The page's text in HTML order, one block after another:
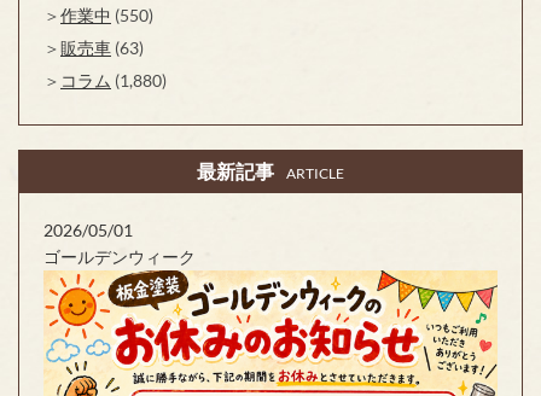
作業中 (550)
販売車 (63)
コラム (1,880)
最新記事 ARTICLE
2026/05/01
ゴールデンウィーク